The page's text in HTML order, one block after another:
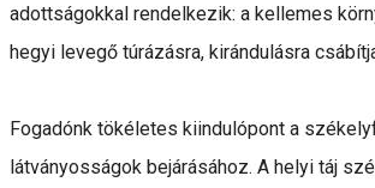
adottságokkal rendelkezik: a kellemes
hegyi levegő túrázásra, kirándulásra
Fogadónk tökéletes kiindulópont a
látványosságok bejárásához. A helyi táj